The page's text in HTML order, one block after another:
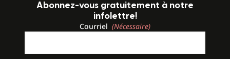
Abonnez-vous gratuitement à notre
infolettre!
Courriel (Nécessaire)